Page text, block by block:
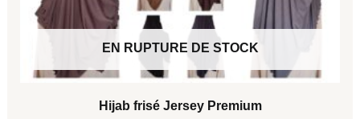
EN RUPTURE DE STOCK
Hijab frisé Jersey Premium
du
produit